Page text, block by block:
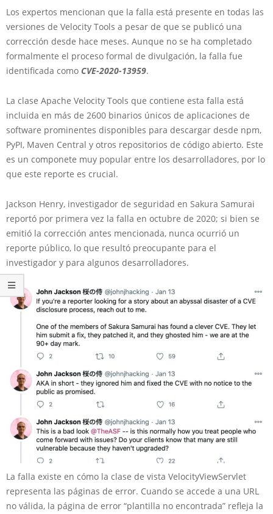
Los expertos mencionan que la falla está presente en todas las
versiones de Velocity Tools a pesar de que se publicó una
corrección desde hace meses. Aunque no se ha completado
formalmente el proceso formal de divulgación, la falla fue
identificada como CVE-2020-13959.
La clase Apache Velocity Tools que contiene esta falla está
incluida en más de 2600 binarios únicos de aplicaciones de
software prominentes disponibles para descargar desde npm,
PyPI, Maven Central y otros repositorios de código abierto. Este
es un componete muy popular entre los desarrolladores, por lo
que este reporte es crucial.
Jackson Henry, investigador de seguridad en Sakura Samurai
reportó por primera vez la falla en octubre de 2020; si bien se
emitió la corrección antes mencionada, nunca ocurrió un
reporte público, lo que resultó preocupante para el
investigador y para algunos desarrolladores.
La falla existe en cómo la clase de vista VelocityViewServlet
representa las páginas de error. Cuando se accede a una URL
no válida, la página de error “plantilla no encontrada” refleja la